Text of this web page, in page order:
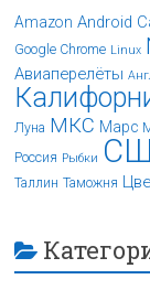
Amazon Android
Google Chrome Linux
Авиаперелёты
Луна МКС Марс
Россия Рыбки
Таллин Таможня